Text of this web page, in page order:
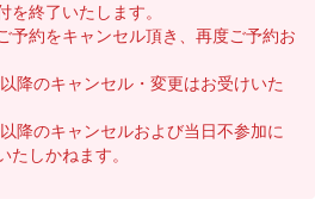
を終了いたします。
予約をキャンセル頂き、再度ご予約お
降のキャンセル・変更はお受けいた
降のキャンセルおよび当日不参加に
たしかねます。